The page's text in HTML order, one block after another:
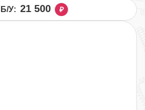
Б/У: 21 500 ₽